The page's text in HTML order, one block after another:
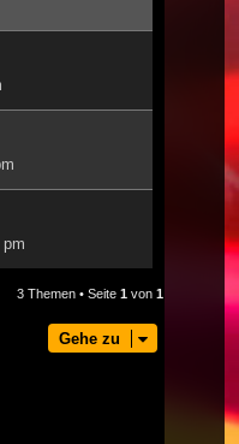
3 Themen • Seite 1 von 1
Gehe zu